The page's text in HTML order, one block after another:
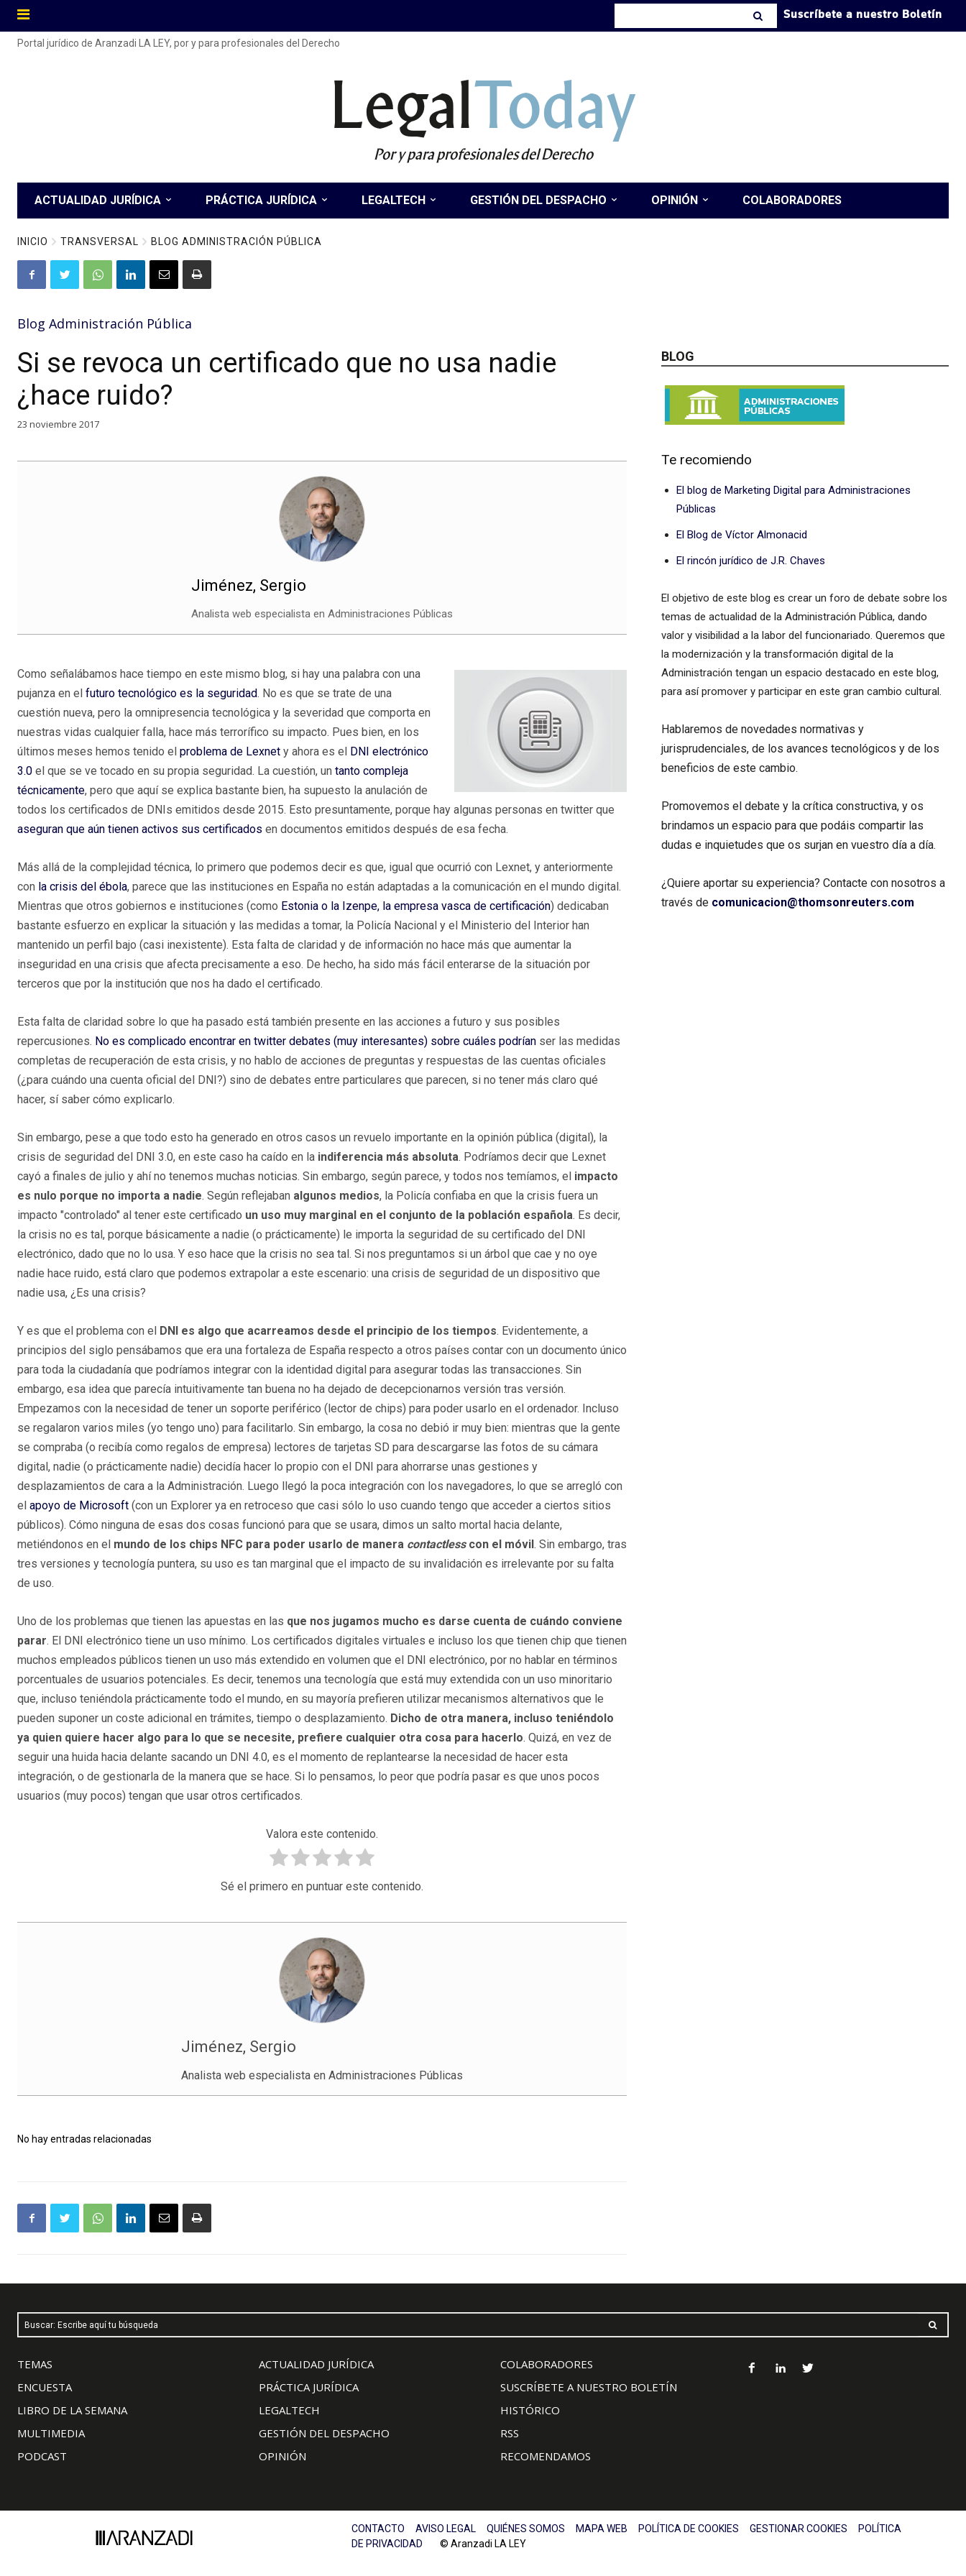
Suscríbete a nuestro Boletín
Portal jurídico de Aranzadi LA LEY, por y para profesionales del Derecho
LegalToday
Por y para profesionales del Derecho
ACTUALIDAD JURÍDICA PRÁCTICA JURÍDICA LEGALTECH GESTIÓN DEL DESPACHO OPINIÓN COLABORADORES
INICIO TRANSVERSAL BLOG ADMINISTRACIÓN PÚBLICA
Blog Administración Pública
Si se revoca un certificado que no usa nadie
¿hace ruido?
23 noviembre 2017
Jiménez, Sergio
Analista web especialista en Administraciones Públicas
Como señalábamos hace tiempo en este mismo blog, si hay una palabra con una
pujanza en el futuro tecnológico es la seguridad. No es que se trate de una
cuestión nueva, pero la omnipresencia tecnológica y la severidad que comporta en
nuestras vidas cualquier falla, hace más terrorífico su impacto. Pues bien, en los
últimos meses hemos tenido el problema de Lexnet y ahora es el DNI electrónico
3.0 el que se ve tocado en su propia seguridad. La cuestión, un tanto compleja
técnicamente, pero que aquí se explica bastante bien, ha supuesto la anulación de
todos los certificados de DNIs emitidos desde 2015. Esto presuntamente, porque hay algunas personas en twitter que
aseguran que aún tienen activos sus certificados en documentos emitidos después de esa fecha.
Más allá de la complejidad técnica, lo primero que podemos decir es que, igual que ocurrió con Lexnet, y anteriormente
con la crisis del ébola, parece que las instituciones en España no están adaptadas a la comunicación en el mundo digital.
Mientras que otros gobiernos e instituciones (como Estonia o la Izenpe, la empresa vasca de certificación) dedicaban
bastante esfuerzo en explicar la situación y las medidas a tomar, la Policía Nacional y el Ministerio del Interior han
mantenido un perfil bajo (casi inexistente). Esta falta de claridad y de información no hace más que aumentar la
inseguridad en una crisis que afecta precisamente a eso. De hecho, ha sido más fácil enterarse de la situación por
terceros que por la institución que nos ha dado el certificado.
Esta falta de claridad sobre lo que ha pasado está también presente en las acciones a futuro y sus posibles
repercusiones. No es complicado encontrar en twitter debates (muy interesantes) sobre cuáles podrían ser las medidas
completas de recuperación de esta crisis, y no hablo de acciones de preguntas y respuestas de las cuentas oficiales
(¿para cuándo una cuenta oficial del DNI?) sino de debates entre particulares que parecen, si no tener más claro qué
hacer, sí saber cómo explicarlo.
Sin embargo, pese a que todo esto ha generado en otros casos un revuelo importante en la opinión pública (digital), la
crisis de seguridad del DNI 3.0, en este caso ha caído en la indiferencia más absoluta. Podríamos decir que Lexnet
cayó a finales de julio y ahí no tenemos muchas noticias. Sin embargo, según parece, y todos nos temíamos, el impacto
es nulo porque no importa a nadie. Según reflejaban algunos medios, la Policía confiaba en que la crisis fuera un
impacto "controlado" al tener este certificado un uso muy marginal en el conjunto de la población española. Es decir,
la crisis no es tal, porque básicamente a nadie (o prácticamente) le importa la seguridad de su certificado del DNI
electrónico, dado que no lo usa. Y eso hace que la crisis no sea tal. Si nos preguntamos si un árbol que cae y no oye
nadie hace ruido, está claro que podemos extrapolar a este escenario: una crisis de seguridad de un dispositivo que
nadie usa, ¿Es una crisis?
Y es que el problema con el DNI es algo que acarreamos desde el principio de los tiempos. Evidentemente, a
principios del siglo pensábamos que era una fortaleza de España respecto a otros países contar con un documento único
para toda la ciudadanía que podríamos integrar con la identidad digital para asegurar todas las transacciones. Sin
embargo, esa idea que parecía intuitivamente tan buena no ha dejado de decepcionarnos versión tras versión.
Empezamos con la necesidad de tener un soporte periférico (lector de chips) para poder usarlo en el ordenador. Incluso
se regalaron varios miles (yo tengo uno) para facilitarlo. Sin embargo, la cosa no debió ir muy bien: mientras que la gente
se compraba (o recibía como regalos de empresa) lectores de tarjetas SD para descargarse las fotos de su cámara
digital, nadie (o prácticamente nadie) decidía hacer lo propio con el DNI para ahorrarse unas gestiones y
desplazamientos de cara a la Administración. Luego llegó la poca integración con los navegadores, lo que se arregló con
el apoyo de Microsoft (con un Explorer ya en retroceso que casi sólo lo uso cuando tengo que acceder a ciertos sitios
públicos). Cómo ninguna de esas dos cosas funcionó para que se usara, dimos un salto mortal hacia delante,
metiéndonos en el mundo de los chips NFC para poder usarlo de manera contactlesscon el móvil. Sin embargo, tras
tres versiones y tecnología puntera, su uso es tan marginal que el impacto de su invalidación es irrelevante por su falta
de uso.
Uno de los problemas que tienen las apuestas en las que nos jugamos mucho es darse cuenta de cuándo conviene
parar. El DNI electrónico tiene un uso mínimo. Los certificados digitales virtuales e incluso los que tienen chip que tienen
muchos empleados públicos tienen un uso más extendido en volumen que el DNI electrónico, por no hablar en términos
porcentuales de usuarios potenciales. Es decir, tenemos una tecnología que está muy extendida con un uso minoritario
que, incluso teniéndola prácticamente todo el mundo, en su mayoría prefieren utilizar mecanismos alternativos que le
pueden suponer un coste adicional en trámites, tiempo o desplazamiento. Dicho de otra manera, incluso teniéndolo
ya quien quiere hacer algo para lo que se necesite, prefiere cualquier otra cosa para hacerlo. Quizá, en vez de
seguir una huida hacia delante sacando un DNI 4.0, es el momento de replantearse la necesidad de hacer esta
integración, o de gestionarla de la manera que se hace. Si lo pensamos, lo peor que podría pasar es que unos pocos
usuarios (muy pocos) tengan que usar otros certificados.
Valora este contenido.
Sé el primero en puntuar este contenido.
Jiménez, Sergio
Analista web especialista en Administraciones Públicas
No hay entradas relacionadas
BLOG
Te recomiendo
El blog de Marketing Digital para Administraciones
Públicas
El Blog de Víctor Almonacid
El rincón jurídico de J.R. Chaves
El objetivo de este blog es crear un foro de debate sobre los
temas de actualidad de la Administración Pública, dando
valor y visibilidad a la labor del funcionariado. Queremos que
la modernización y la transformación digital de la
Administración tengan un espacio destacado en este blog,
para así promover y participar en este gran cambio cultural.
Hablaremos de novedades normativas y
jurisprudenciales, de los avances tecnológicos y de los
beneficios de este cambio.
Promovemos el debate y la crítica constructiva, y os
brindamos un espacio para que podáis compartir las
dudas e inquietudes que os surjan en vuestro día a día.
¿Quiere aportar su experiencia? Contacte con nosotros a
través de comunicacion@thomsonreuters.com
Buscar: Escribe aquí tu búsqueda
TEMAS
ENCUESTA
LIBRO DE LA SEMANA
MULTIMEDIA
PODCAST
ACTUALIDAD JURÍDICA
PRÁCTICA JURÍDICA
LEGALTECH
GESTIÓN DEL DESPACHO
OPINIÓN
COLABORADORES
SUSCRÍBETE A NUESTRO BOLETÍN
HISTÓRICO
RSS
RECOMENDAMOS
CONTACTO AVISO LEGAL QUIÉNES SOMOS MAPA WEB POLÍTICA DE COOKIES GESTIONAR COOKIES
POLÍTICA
DE PRIVACIDAD © Aranzadi LA LEY